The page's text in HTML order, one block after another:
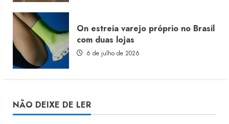
On estreia varejo próprio no Brasil
com duas lojas
6 de julho de 2026
NÃO DEIXE DE LER